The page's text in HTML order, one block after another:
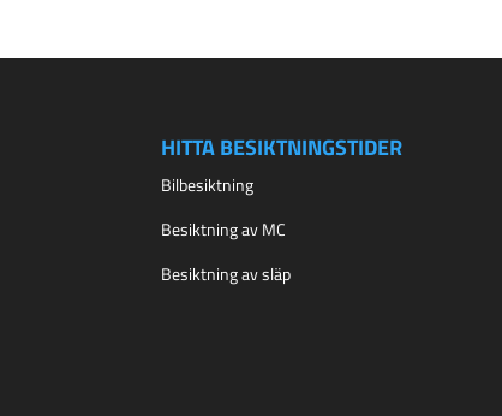
HITTA BESIKTNINGSTIDER
Bilbesiktning
Besiktning av MC
Besiktning av släp